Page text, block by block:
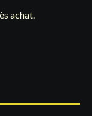
achat.